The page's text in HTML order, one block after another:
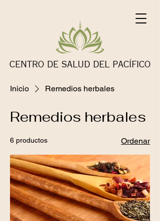
CENTRO DE SALUD DEL PACÍFICO
Inicio Remedios herbales
Remedios herbales
6 productos Ordenar